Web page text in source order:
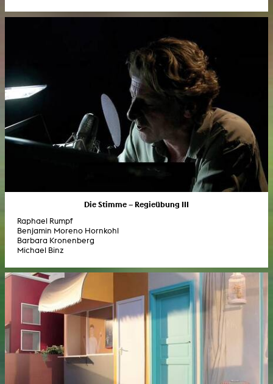
Die Stimme – Regieübung III
Raphael Rumpf
Benjamin Moreno Hornkohl
Barbara Kronenberg
Michael Binz